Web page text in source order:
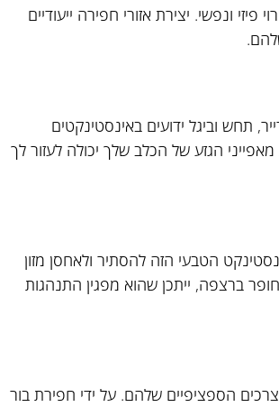
ונפשי. יצירת אזורי חפירה ייעודיים
תחש וביגל ידועים באינסטינקטים
הגזע של הכלב שלך יכולה לעזור לך
הטבעי הזה להסתיר ולאחסן מזון
ברצפה, ייתכן שהוא מפגין התנהגות
הספציפיים שלהם. על ידי חפירת בור